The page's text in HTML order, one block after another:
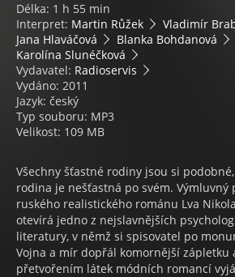
Délka: 1 h 55 min
Interpret: Martin Růžek Vladimír
Jana Hlaváčová
Blanka Bohdanová
Karolína Slunéčková
Vydavatel: Radioservis
Vydáno: 2011
Jazyk: český
Typ souboru: MP3
Velikost: 109 MB
Všechny šťastné rodiny jsou si
rodina je nešťastná po svém. Výmluvný
ruského realistického románu Lva
otevírá jedno z nejslavnějších
literatury, v němž si spisovatel po
Vojna a mír dopřál komornější zápletku
přetvořením látek módních romancí